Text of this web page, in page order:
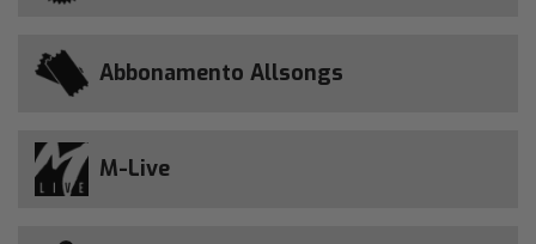
Abbonamento Allsongs
M-Live